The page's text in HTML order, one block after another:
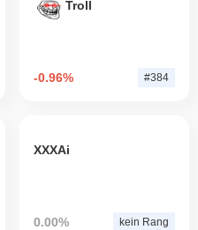
Troll
-0.96% #384
XXXAi
0.00% kein Rang